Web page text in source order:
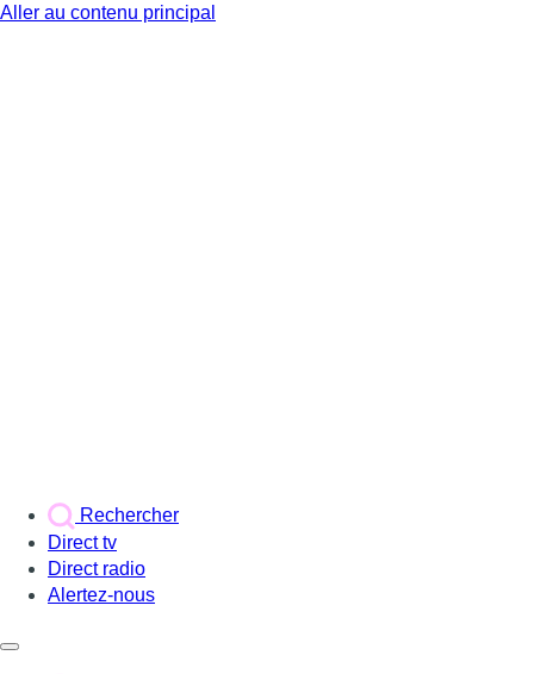
Aller au contenu principal
Rechercher
Direct tv
Direct radio
Alertez-nous